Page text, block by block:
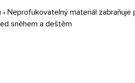
Neprofukovatelný materiál
sněhem a deštěm